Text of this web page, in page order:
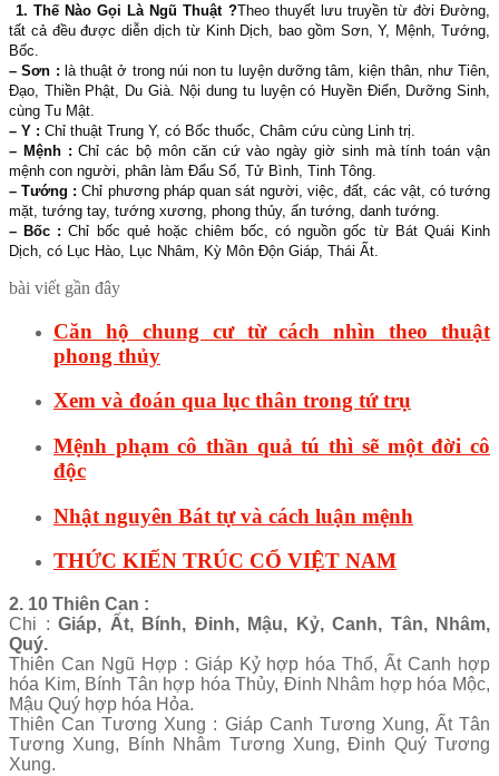
1. Thế Nào Gọi Là Ngũ Thuật ?Theo thuyết lưu truyền từ đời Đường,
tất cả đều được diễn dịch từ Kinh Dịch, bao gồm Sơn, Y, Mệnh, Tướng,
Bốc.
– Sơn : là thuật ở trong núi non tu luyện dưỡng tâm, kiện thân, như Tiên,
Đạo, Thiền Phật, Du Già. Nội dung tu luyện có Huyền Điển, Dưỡng Sinh,
cùng Tu Mật.
– Y : Chỉ thuật Trung Y, có Bốc thuốc, Châm cứu cùng Linh trị.
– Mệnh : Chỉ các bộ môn căn cứ vào ngày giờ sinh mà tính toán vận
mệnh con người, phân làm Đẩu Số, Tử Bình, Tinh Tông.
– Tướng : Chỉ phương pháp quan sát người, việc, đất, các vật, có tướng
mặt, tướng tay, tướng xương, phong thủy, ấn tướng, danh tướng.
– Bốc : Chỉ bốc quẻ hoặc chiêm bốc, có nguồn gốc từ Bát Quái Kinh
Dịch, có Lục Hào, Lục Nhâm, Kỳ Môn Độn Giáp, Thái Ất.
bài viết gần đây
Căn hộ chung cư từ cách nhìn theo thuật
phong thủy
Xem và đoán qua lục thân trong tứ trụ
Mệnh phạm cô thần quả tú thì sẽ một đời cô
độc
Nhật nguyên Bát tự và cách luận mệnh
THỨC KIẾN TRÚC CỔ VIỆT NAM
2. 10 Thiên Can :
Chi : Giáp, Ất, Bính, Đinh, Mậu, Kỷ, Canh, Tân, Nhâm,
Quý.
Thiên Can Ngũ Hợp : Giáp Kỷ hợp hóa Thổ, Ất Canh hợp
hóa Kim, Bính Tân hợp hóa Thủy, Đinh Nhâm hợp hóa Mộc,
Mậu Quý hợp hóa Hỏa.
Thiên Can Tương Xung : Giáp Canh Tương Xung, Ất Tân
Tương Xung, Bính Nhâm Tương Xung, Đinh Quý Tương
Xung.